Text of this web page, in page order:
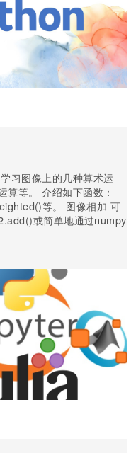
习图像上的几种算术运
算等。 介绍如下函数：
等。 图像相加 可
或简单地通过numpy